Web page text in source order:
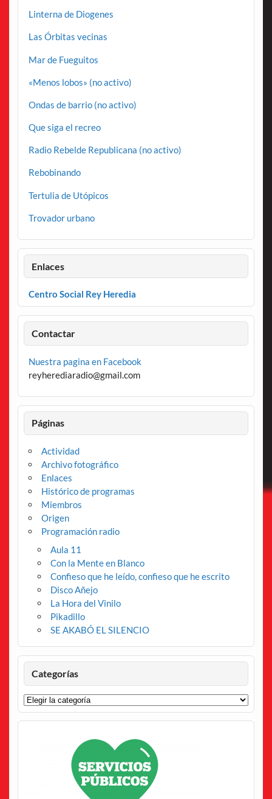
Linterna de Diogenes
Las Órbitas vecinas
Mar de Fueguitos
«Menos lobos» (no activo)
Ondas de barrio (no activo)
Que siga el recreo
Radio Rebelde Republicana (no activo)
Rebobinando
Tertulia de Utópicos
Trovador urbano
Enlaces
Centro Social Rey Heredia
Contactar
Nuestra pagina en Facebook
reyherediaradio@gmail.com
Páginas
Actividad
Archivo fotográfico
Enlaces
Histórico de programas
Miembros
Origen
Programación radio
Aula 11
Con la Mente en Blanco
Confieso que he leído, confieso que he escrito
Disco Añejo
La Hora del Vinilo
Pikadillo
SE AKABÓ EL SILENCIO
Categorías
Categorías